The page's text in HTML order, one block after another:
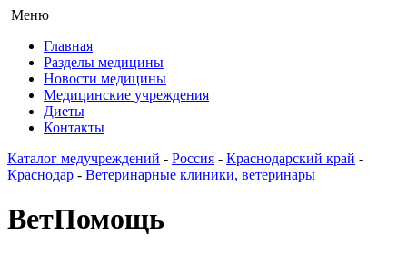
Меню
Главная
Разделы медицины
Новости медицины
Медицинские учреждения
Диеты
Контакты
Каталог медучреждений - Россия - Краснодарский край -
Краснодар - Ветеринарные клиники, ветеринары
ВетПомощь